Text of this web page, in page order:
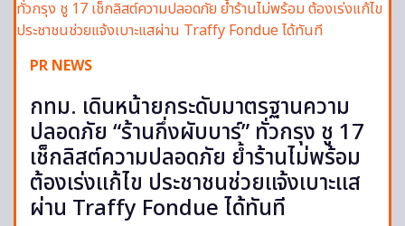
PR NEWS
กทม. เดินหน้ายกระดับมาตรฐานความ
ปลอดภัย “ร้านกึ่งผับบาร์” ทั่วกรุง ชู 17
เช็กลิสต์ความปลอดภัย ย้ำร้านไม่พร้อม
ต้องเร่งแก้ไข ประชาชนช่วยแจ้งเบาะแส
ผ่าน Traffy Fondue ได้ทันที